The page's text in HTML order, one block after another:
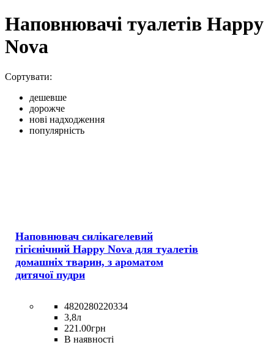
Наповнювачі туалетів Happy
Nova
Сортувати:
дешевше
дорожче
нові надходження
популярність
Наповнювач силікагелевий
гігієнічний Happy Nova для туалетів
домашніх тварин, з ароматом
дитячої пудри
4820280220334
3,8л
221 .00грн
В наявності